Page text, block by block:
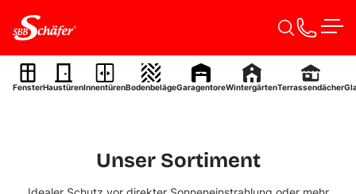
FensterHaustürenInnentürenBodenbelägeGaragentoreWintergärtenTerrassendächer
Verschattung
Sonnenschutz mitSystem – Lösungen für
Projektanfrage starten
Unser Sortiment